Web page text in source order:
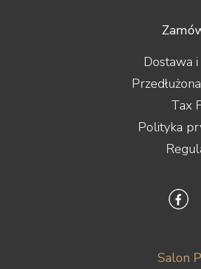
Dostawa i
Tax
Polityka
Salon